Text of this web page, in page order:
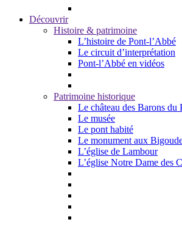
Découvrir
Histoire & patrimoine
L’histoire de Pont-l’Abbé
Le circuit d’interprétation
Pont-l’Abbé en vidéos
Patrimoine historique
Le château des Barons du
Le musée
Le pont habité
Le monument aux
L’église de Lambour
L’église Notre Dame des